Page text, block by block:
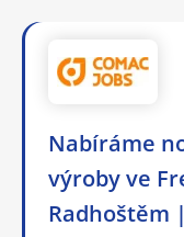
Nabíráme
výroby ve
Radhoštěm